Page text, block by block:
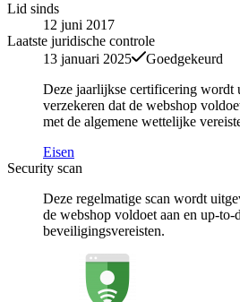
Lid sinds
12 juni 2017
Laatste juridische controle
13 januari 2025
Goedgekeurd
Deze jaarlijkse certificering wordt
verzekeren dat de webshop
met de algemene wettelijke
Eisen
Security scan
Deze regelmatige scan wordt
de webshop voldoet aan en up-
beveiligingsvereisten.